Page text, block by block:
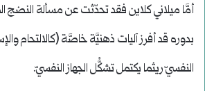
أمَّا ميلاني كلاين فقد تحدّثت عن مسألة النضج
بدوره قد أفرز آليات ذهنيَّة خاصَّة (كالالتحام
النفسيّ ريثما يكتمل تشكُّل الجهاز النفسيّ.